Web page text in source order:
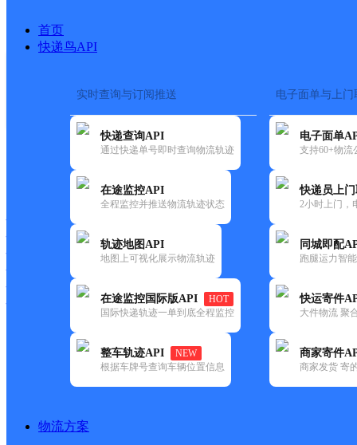
首页
快递鸟API
实时查询与订阅推送
快递查询API
通过快递单号即时查询物流轨迹
在途监控API
全程监控并推送物流轨迹状态
轨迹地图API
地图上可视化展示物流轨迹
在途监控国际版API
HOT
国际快递轨迹一单到底全程监控
整车轨迹API
NEW
根据车牌号查询车辆位置信息
电子面单与上门
电子面单
支持60+物流
快递员上
2小时上门，
同城即配
跑腿运力智
快运寄件
大件物流 聚
商家寄件
商家发货 寄
物流方案
快递大全 > 快递网点
快递大全 快运大全
城市：呼和浩特市 ✕ 快递：圆通速递 ✕
地区：赛罕区 ✕
速递(23) 韵达速递(44)